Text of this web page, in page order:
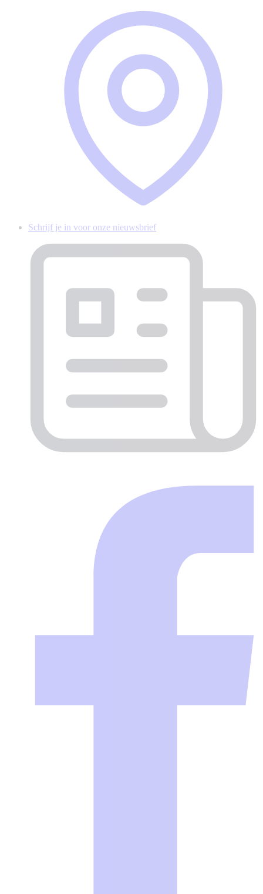
Schrijf je in voor onze nieuwsbrief